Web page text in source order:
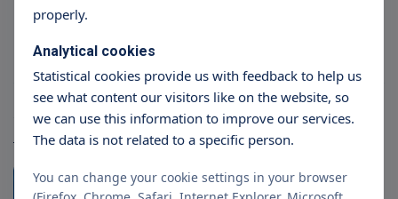
Articles
More articles
properly.
Analytical cookies
Statistical cookies provide us with feedback to help us
see what content our visitors like on the website, so
we can use this information to improve our services.
The data is not related to a specific person.
You can change your cookie settings in your browser